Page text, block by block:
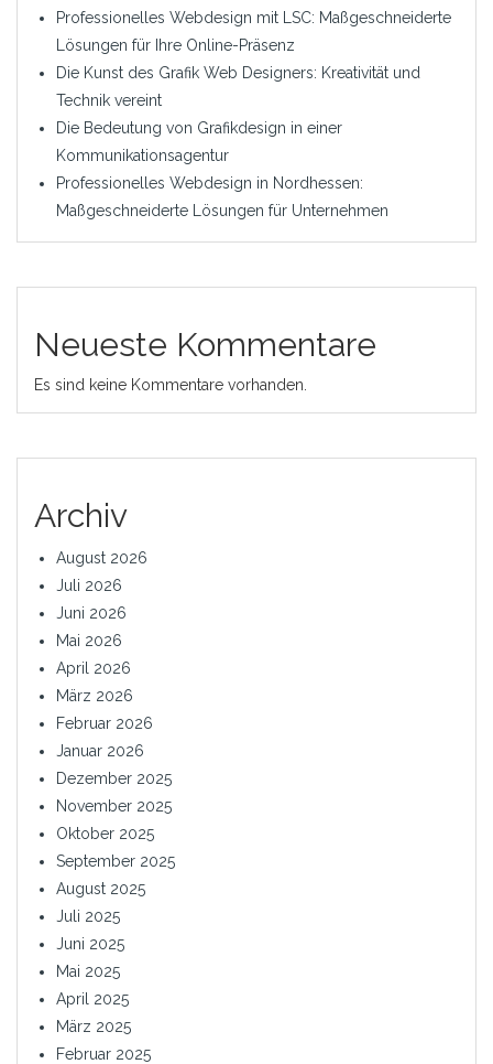
Professionelles Webdesign mit LSC: Maßgeschneiderte
Lösungen für Ihre Online-Präsenz
Die Kunst des Grafik Web Designers: Kreativität und
Technik vereint
Die Bedeutung von Grafikdesign in einer
Kommunikationsagentur
Professionelles Webdesign in Nordhessen:
Maßgeschneiderte Lösungen für Unternehmen
Neueste Kommentare
Es sind keine Kommentare vorhanden.
Archiv
August 2026
Juli 2026
Juni 2026
Mai 2026
April 2026
März 2026
Februar 2026
Januar 2026
Dezember 2025
November 2025
Oktober 2025
September 2025
August 2025
Juli 2025
Juni 2025
Mai 2025
April 2025
März 2025
Februar 2025